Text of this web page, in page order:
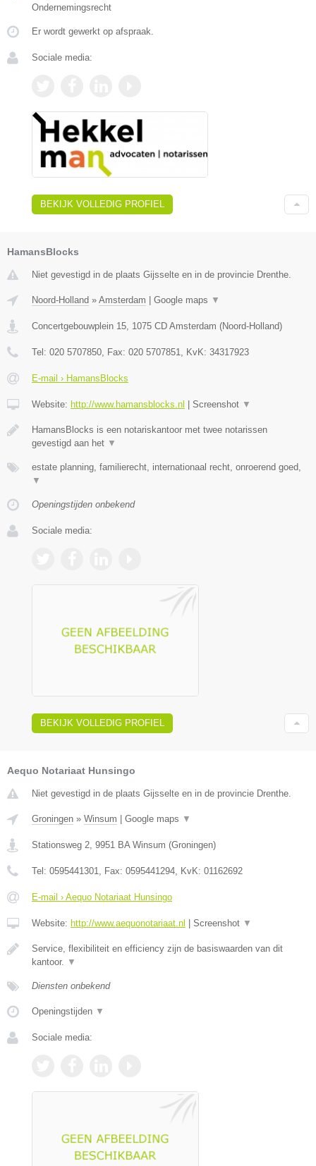
Ondernemingsrecht
Er wordt gewerkt op afspraak.
Sociale media:
BEKIJK VOLLEDIG PROFIEL
HamansBlocks
Niet gevestigd in de plaats Gijsselte en in de provincie Drenthe.
Noord-Holland » Amsterdam Google maps ▼
Concertgebouwplein 15 1075 CD Amsterdam (Noord-Holland)
Tel: 020 5707850 , Fax: 020 5707851 , KvK: 34317923
E-mail › HamansBlocks
Website: http://www.hamansblocks.nl Screenshot ▼
HamansBlocks is een notariskantoor met twee notarissen
gevestigd aan het ▼
estate planning, familierecht, internationaal recht, onroerend goed,
▼
Openingstijden onbekend
Sociale media:
BEKIJK VOLLEDIG PROFIEL
Aequo Notariaat Hunsingo
Niet gevestigd in de plaats Gijsselte en in de provincie Drenthe.
Groningen » Winsum | Google maps ▼
Stationsweg 2 9951 BA Winsum (Groningen)
Tel: 0595441301 , Fax: 0595441294 , KvK: 01162692
E-mail › Aequo Notariaat Hunsingo
Website: http://www.aequonotariaat.nl | Screenshot ▼
Service, flexibiliteit en efficiency zijn de basiswaarden van dit
kantoor.
▼
Diensten onbekend
Openingstijden ▼
Sociale media: